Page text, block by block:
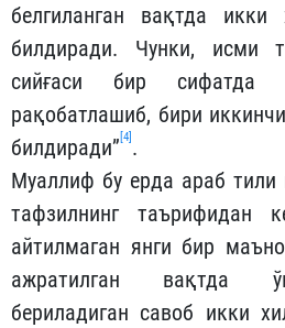
белгиланган вақтда
билдиради. Чунки, исми
сийғаси бир сифатда
рақобатлашиб, бири
билдиради”[4] .
Муаллиф бу ерда араб тили
тафзилнинг таърифидан
айтилмаган янги бир
ажратилган вақтда
бериладиган савоб икки